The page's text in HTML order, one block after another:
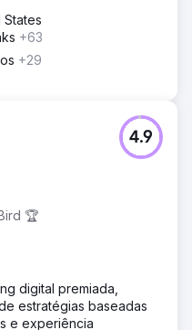
agência
States
+63
+29
🏆
4.9
digital premiada,
estratégias baseadas
e experiência